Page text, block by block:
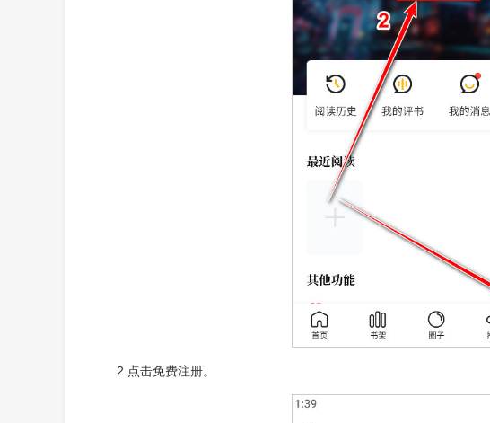
2.点击免费注册。